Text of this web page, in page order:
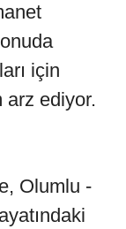
için
arz ediyor.
Olumlu -